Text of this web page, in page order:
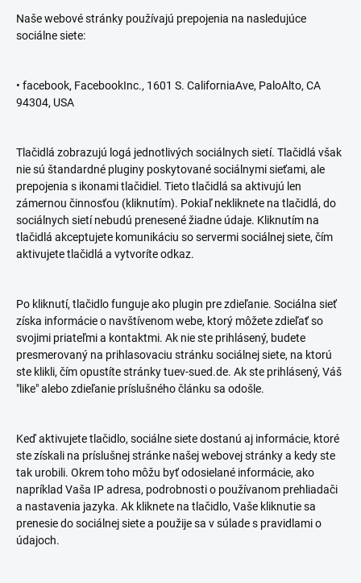
Naše webové stránky používajú prepojenia na nasledujúce
sociálne siete:
• facebook, FacebookInc., 1601 S. CaliforniaAve, PaloAlto, CA
94304, USA
Tlačidlá zobrazujú logá jednotlivých sociálnych sietí. Tlačidlá však
nie sú štandardné pluginy poskytované sociálnymi sieťami, ale
prepojenia s ikonami tlačidiel. Tieto tlačidlá sa aktivujú len
zámernou činnosťou (kliknutím). Pokiaľ nekliknete na tlačidlá, do
sociálnych sietí nebudú prenesené žiadne údaje. Kliknutím na
tlačidlá akceptujete komunikáciu so servermi sociálnej siete, čím
aktivujete tlačidlá a vytvoríte odkaz.
Po kliknutí, tlačidlo funguje ako plugin pre zdieľanie. Sociálna sieť
získa informácie o navštívenom webe, ktorý môžete zdieľať so
svojimi priateľmi a kontaktmi. Ak nie ste prihlásený, budete
presmerovaný na prihlasovaciu stránku sociálnej siete, na ktorú
ste klikli, čím opustíte stránky tuev-sued.de. Ak ste prihlásený, Váš
"like" alebo zdieľanie príslušného článku sa odošle.
Keď aktivujete tlačidlo, sociálne siete dostanú aj informácie, ktoré
ste získali na príslušnej stránke našej webovej stránky a kedy ste
tak urobili. Okrem toho môžu byť odosielané informácie, ako
napríklad Vaša IP adresa, podrobnosti o používanom prehliadači
a nastavenia jazyka. Ak kliknete na tlačidlo, Vaše kliknutie sa
prenesie do sociálnej siete a použije sa v súlade s pravidlami o
údajoch.